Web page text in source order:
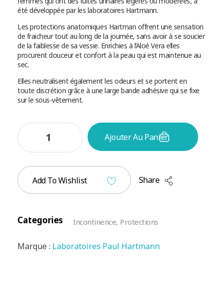
été développée par les laboratoires Hartmann.
Les protections anatomiques Hartman offrent une sensation
de fraicheur tout au long de la journée, sans avoir à se soucier
de la faiblesse de sa vessie. Enrichies à l’Aloé Vera elles
procurent douceur et confort à la peau qui est maintenue au
sec.
Elles neutralisent également les odeurs et se portent en
toute discrétion grâce à une large bande adhésive qui se fixe
sur le sous-vêtement.
Ajouter Au Panier
Add To Wishlist Share
Categories Incontinence, Protections
Marque : Laboratoires Paul Hartmann